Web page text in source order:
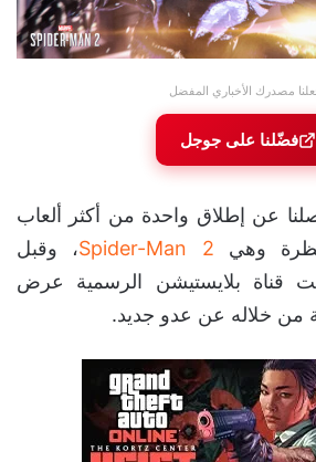
مصدرك الأخباري المفضل
فضّلنا على جوجل
عن إطلاق واحدة من أكثر ألعاب
وهي Spider-Man 2، وقبل
قناة بلايستيشن الرسمية عرض
من خلاله عن عدو جديد.